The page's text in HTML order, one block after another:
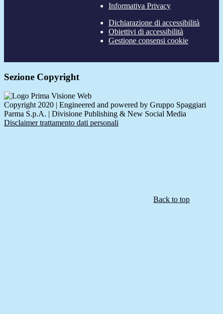
Informativa Privacy
Dichiarazione di accessibilità
Obiettivi di accessibilità
Gestione consensi cookie
Sezione Copyright
Copyright 2020 | Engineered and powered by Gruppo Spaggiari
Parma S.p.A. | Divisione Publishing & New Social Media
Disclaimer trattamento dati personali
Back to top